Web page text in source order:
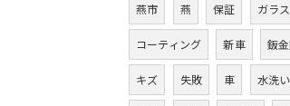
燕市 燕 保証 ガラ
コーティング 新車 鈑
キズ 失敗 車 水洗い